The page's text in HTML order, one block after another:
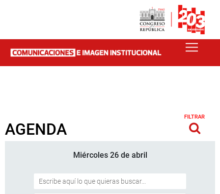
AGENDA
FILTRAR
Miércoles 26 de abril